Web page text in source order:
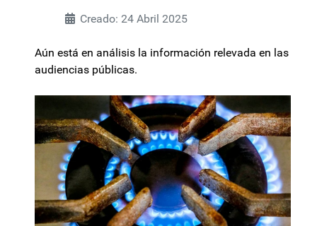
Creado: 24 Abril 2025
Aún está en análisis la información relevada en las
audiencias públicas.